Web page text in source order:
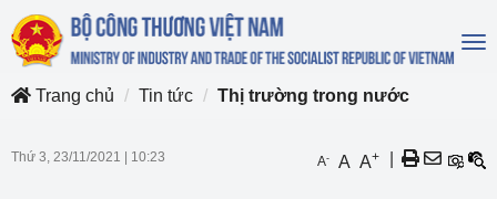
Trang chủ
Tin tức Thị trường trong nước
Thứ 3, 23/11/2021 10:23 A- A A+